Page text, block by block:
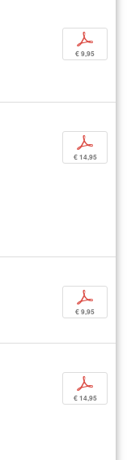
p
€ 9,95
p
€ 14,95
p
€ 9,95
p
€ 14,95